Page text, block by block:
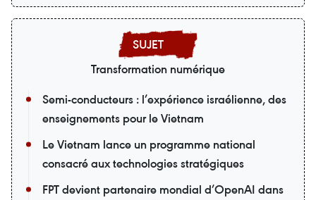
Transformation numérique
Semi-conducteurs : l’expérience israélienne, des
enseignements pour le Vietnam
Le Vietnam lance un programme national
consacré aux technologies stratégiques
FPT devient partenaire mondial d’OpenAI dans